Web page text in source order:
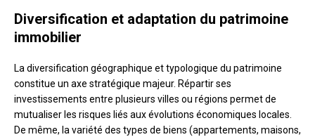
Diversification et adaptation du patrimoine
immobilier
La diversification géographique et typologique du patrimoine
constitue un axe stratégique majeur. Répartir ses
investissements entre plusieurs villes ou régions permet de
mutualiser les risques liés aux évolutions économiques locales.
De même, la variété des types de biens (appartements, maisons,